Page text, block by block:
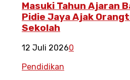
Masuki Tahun Ajaran
Pidie Jaya Ajak
Sekolah
12 Juli 20260
Pendidikan